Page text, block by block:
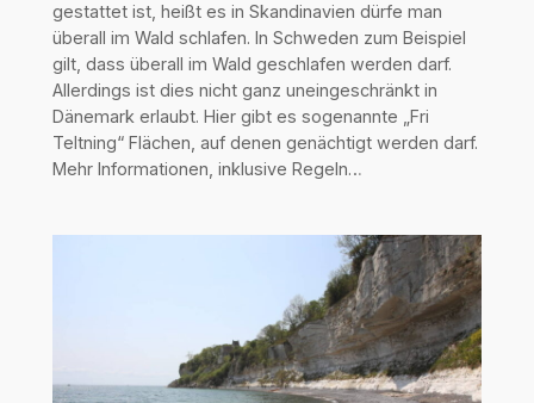
gestattet ist, heißt es in Skandinavien dürfe man
überall im Wald schlafen. In Schweden zum Beispiel
gilt, dass überall im Wald geschlafen werden darf.
Allerdings ist dies nicht ganz uneingeschränkt in
Dänemark erlaubt. Hier gibt es sogenannte „Fri
Teltning“ Flächen, auf denen genächtigt werden darf.
Mehr Informationen, inklusive Regeln…